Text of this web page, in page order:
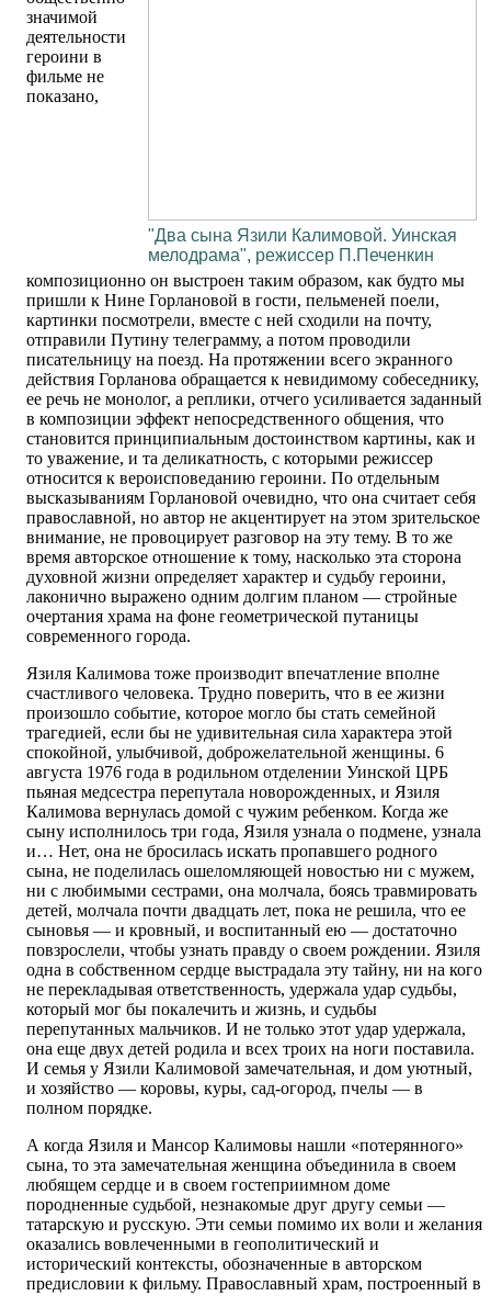
"Два сына Язили Калимовой. Уинская
мелодрама", режиссер П.Печенкин
значимой
деятельности
героини в
фильме не
показано,
композиционно он выстроен таким образом, как будто мы
пришли к Нине Горлановой в гости, пельменей поели,
картинки посмотрели, вместе с ней сходили на почту,
отправили Путину телеграмму, а потом проводили
писательницу на поезд. На протяжении всего экранного
действия Горланова обращается к невидимому собеседнику,
ее речь не монолог, а реплики, отчего усиливается заданный
в композиции эффект непосредственного общения, что
становится принципиальным достоинством картины, как и
то уважение, и та деликатность, с которыми режиссер
относится к вероисповеданию героини. По отдельным
высказываниям Горлановой очевидно, что она считает себя
православной, но автор не акцентирует на этом зрительское
внимание, не провоцирует разговор на эту тему. В то же
время авторское отношение к тому, насколько эта сторона
духовной жизни определяет характер и судьбу героини,
лаконично выражено одним долгим планом — стройные
очертания храма на фоне геометрической путаницы
современного города.
Язиля Калимова тоже производит впечатление вполне
счастливого человека. Трудно поверить, что в ее жизни
произошло событие, которое могло бы стать семейной
трагедией, если бы не удивительная сила характера этой
спокойной, улыбчивой, доброжелательной женщины. 6
августа 1976 года в родильном отделении Уинской ЦРБ
пьяная медсестра перепутала новорожденных, и Язиля
Калимова вернулась домой с чужим ребенком. Когда же
сыну исполнилось три года, Язиля узнала о подмене, узнала
и… Нет, она не бросилась искать пропавшего родного
сына, не поделилась ошеломляющей новостью ни с мужем,
ни с любимыми сестрами, она молчала, боясь травмировать
детей, молчала почти двадцать лет, пока не решила, что ее
сыновья — и кровный, и воспитанный ею — достаточно
повзрослели, чтобы узнать правду о своем рождении. Язиля
одна в собственном сердце выстрадала эту тайну, ни на кого
не перекладывая ответственность, удержала удар судьбы,
который мог бы покалечить и жизнь, и судьбы
перепутанных мальчиков. И не только этот удар удержала,
она еще двух детей родила и всех троих на ноги поставила.
И семья у Язили Калимовой замечательная, и дом уютный,
и хозяйство — коровы, куры, сад-огород, пчелы — в
полном порядке.
А когда Язиля и Мансор Калимовы нашли «потерянного»
сына, то эта замечательная женщина объединила в своем
любящем сердце и в своем гостеприимном доме
породненные судьбой, незнакомые друг другу семьи —
татарскую и русскую. Эти семьи помимо их воли и желания
оказались вовлеченными в геополитический и
исторический контексты, обозначенные в авторском
предисловии к фильму. Православный храм, построенный в